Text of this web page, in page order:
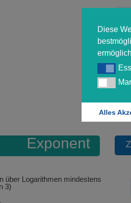
Diese
Marketing
Alles
Exponent
über Logarithmen mindestens
3)